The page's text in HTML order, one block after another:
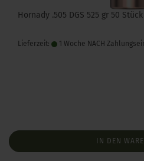
Hornady .505 DGS 525 gr 50 Stück
Lieferzeit: 1 Woche NACH
IN DEN